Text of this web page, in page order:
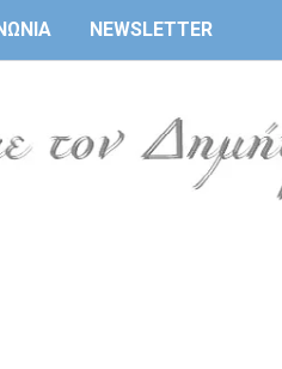
NEWSLETTER